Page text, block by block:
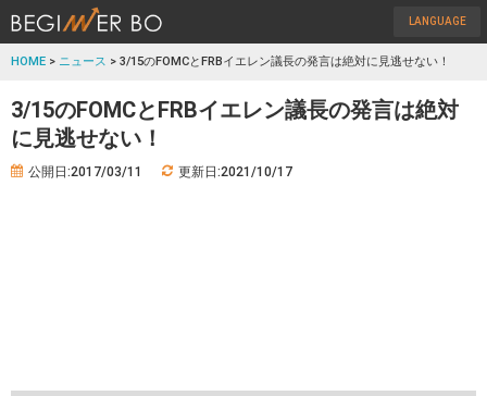
LANGUAGE
HOME > ニュース > 3/15のFOMCとFRBイエレン議長の発言は絶対に見逃せない！
3/15のFOMCとFRBイエレン議長の発言は絶対
に見逃せない！
公開日:2017/03/11 更新日:2021/10/17